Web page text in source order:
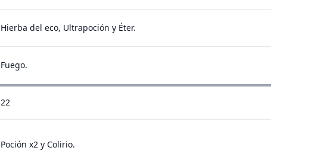
Hierba del eco, Ultrapoción y Éter.
Fuego.
22
Poción x2 y Colirio.